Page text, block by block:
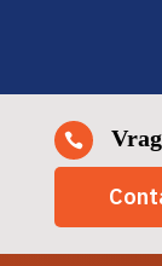
